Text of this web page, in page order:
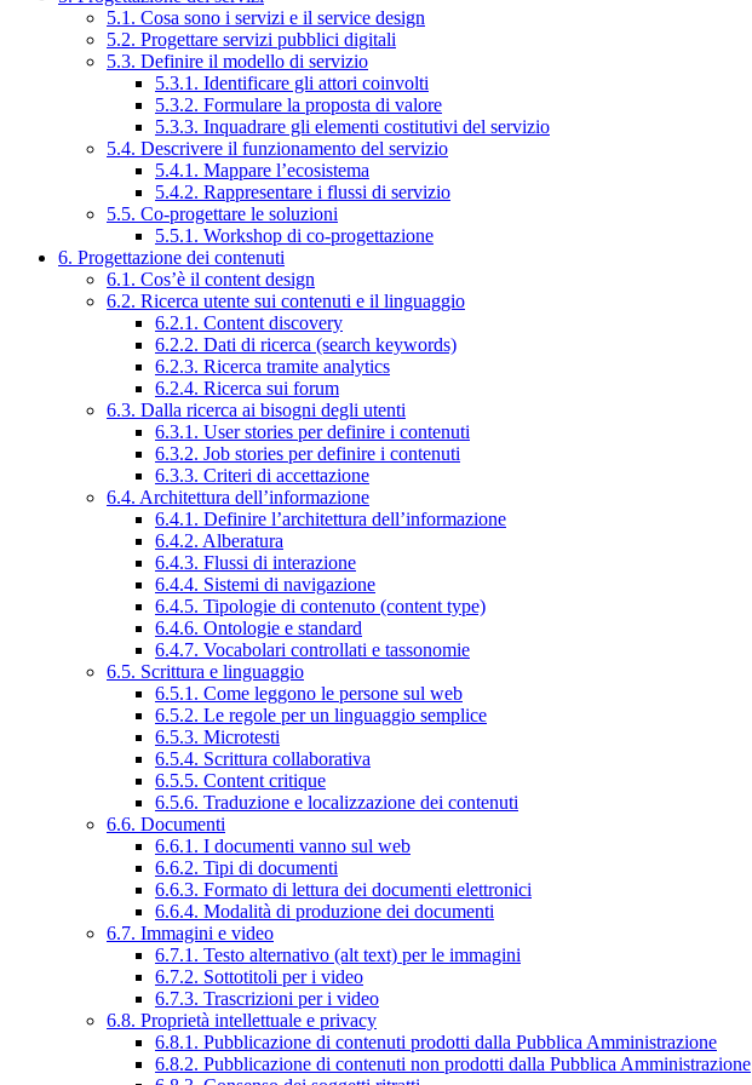
5.1. Cosa sono i servizi e il service design
5.2. Progettare servizi pubblici digitali
5.3. Definire il modello di servizio
5.3.1. Identificare gli attori coinvolti
5.3.2. Formulare la proposta di valore
5.3.3. Inquadrare gli elementi costitutivi del servizio
5.4. Descrivere il funzionamento del servizio
5.4.1. Mappare l’ecosistema
5.4.2. Rappresentare i flussi di servizio
5.5. Co-progettare le soluzioni
5.5.1. Workshop di co-progettazione
6. Progettazione dei contenuti
6.1. Cos’è il content design
6.2. Ricerca utente sui contenuti e il linguaggio
6.2.1. Content discovery
6.2.2. Dati di ricerca (search keywords)
6.2.3. Ricerca tramite analytics
6.2.4. Ricerca sui forum
6.3. Dalla ricerca ai bisogni degli utenti
6.3.1. User stories per definire i contenuti
6.3.2. Job stories per definire i contenuti
6.3.3. Criteri di accettazione
6.4. Architettura dell’informazione
6.4.1. Definire l’architettura dell’informazione
6.4.2. Alberatura
6.4.3. Flussi di interazione
6.4.4. Sistemi di navigazione
6.4.5. Tipologie di contenuto (content type)
6.4.6. Ontologie e standard
6.4.7. Vocabolari controllati e tassonomie
6.5. Scrittura e linguaggio
6.5.1. Come leggono le persone sul web
6.5.2. Le regole per un linguaggio semplice
6.5.3. Microtesti
6.5.4. Scrittura collaborativa
6.5.5. Content critique
6.5.6. Traduzione e localizzazione dei contenuti
6.6. Documenti
6.6.1. I documenti vanno sul web
6.6.2. Tipi di documenti
6.6.3. Formato di lettura dei documenti elettronici
6.6.4. Modalità di produzione dei documenti
6.7. Immagini e video
6.7.1. Testo alternativo (alt text) per le immagini
6.7.2. Sottotitoli per i video
6.7.3. Trascrizioni per i video
6.8. Proprietà intellettuale e privacy
6.8.1. Pubblicazione di contenuti prodotti dalla Pubblica Amministrazione
6.8.2. Pubblicazione di contenuti non prodotti dalla Pubblica Amministrazione